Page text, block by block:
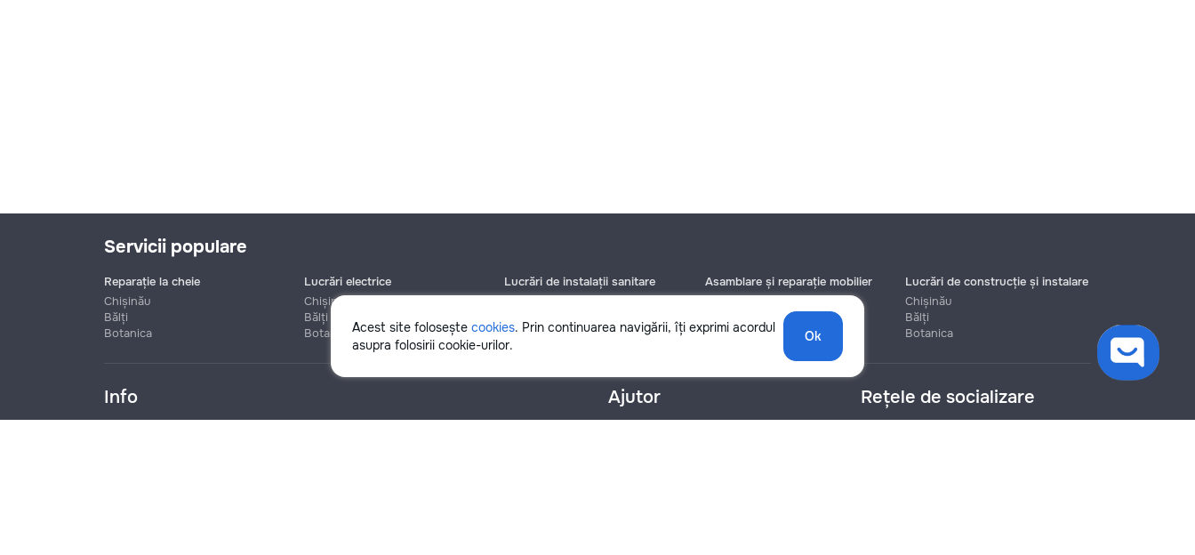
Telefon
Acest site folosește cookies. Prin continuarea navigării, îți exprimi acordul
asupra folosirii cookie-urilor.
Ok
Servicii populare
Reparație la cheie
Chișinău
Bălți
Botanica
Lucrări electrice
Chișinău
Bălți
Botanica
Lucrări de instalații sanitare
Botanica
Asamblare și reparație mobilier
Botanica
Lucrări de construcție și instalare
Chișinău
Bălți
Botanica
Info Ajutor Rețele de socializare